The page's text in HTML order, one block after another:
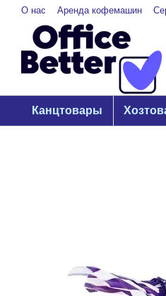
Перейти к основному контенту
О нас Аренда кофемашин
Канцтовары